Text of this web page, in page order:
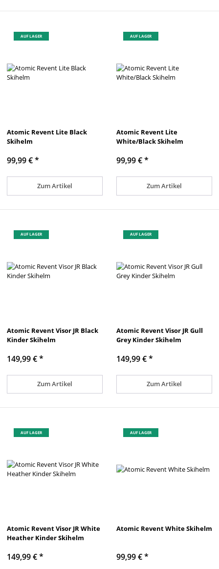
AUF LAGER
Atomic Revent Lite Black
Skihelm
99,99 €*
Zum Artikel
AUF LAGER
Atomic Revent Lite
White/Black Skihelm
99,99 €*
Zum Artikel
AUF LAGER
Atomic Revent Visor JR Black
Kinder Skihelm
149,99 €*
Zum Artikel
AUF LAGER
Atomic Revent Visor JR Gull
Grey Kinder Skihelm
149,99 €*
Zum Artikel
AUF LAGER
Atomic Revent Visor JR White
Heather Kinder Skihelm
149,99 €*
AUF LAGER
Atomic Revent White Skihelm
99,99 €*